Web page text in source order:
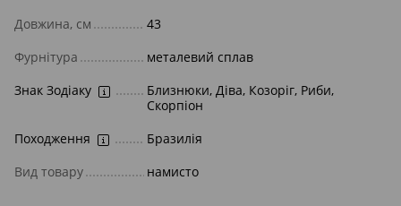
Довжина, см
43
Фурнітура
металевий сплав
Знак Зодіаку
Близнюки, Діва, Козоріг, Риби,
Скорпіон
Походження
Бразилія
Вид товару
намисто